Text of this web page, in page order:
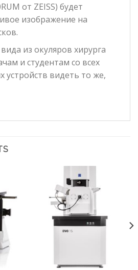
от ZEISS) будет
изображение на
из окуляров хирурга
и студентам со всех
устройств видеть то же,